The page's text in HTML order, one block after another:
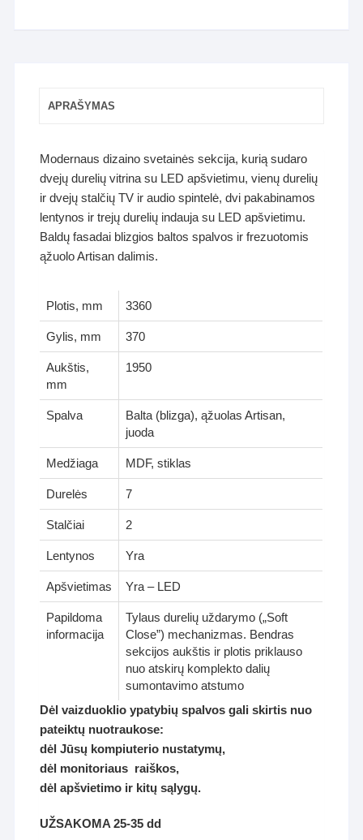
APRAŠYMAS
Modernaus dizaino svetainės sekcija, kurią sudaro
dvejų durelių vitrina su LED apšvietimu, vienų durelių
ir dvejų stalčių TV ir audio spintelė, dvi pakabinamos
lentynos ir trejų durelių indauja su LED apšvietimu.
Baldų fasadai blizgios baltos spalvos ir frezuotomis
ąžuolo Artisan dalimis.
Plotis, mm 3360
Gylis, mm 370
Aukštis,
mm
1950
Spalva
Balta (blizga), ąžuolas Artisan,
juoda
Medžiaga MDF, stiklas
Durelės 7
Stalčiai 2
Lentynos Yra
Apšvietimas Yra – LED
Papildoma
informacija
Tylaus durelių uždarymo („Soft
Close”) mechanizmas. Bendras
sekcijos aukštis ir plotis priklauso
nuo atskirų komplekto dalių
sumontavimo atstumo
Dėl vaizduoklio ypatybių spalvos gali skirtis nuo
pateiktų nuotraukose:
dėl Jūsų kompiuterio nustatymų,
dėl monitoriaus raiškos,
dėl apšvietimo ir kitų sąlygų.
UŽSAKOMA 25-35 dd